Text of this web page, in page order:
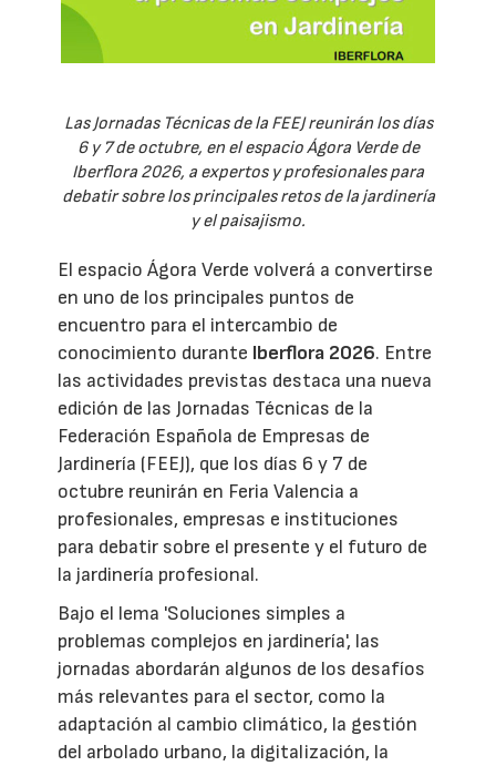
Las Jornadas Técnicas de la FEEJ reunirán los días
6 y 7 de octubre, en el espacio Ágora Verde de
Iberflora 2026, a expertos y profesionales para
debatir sobre los principales retos de la jardinería
y el paisajismo.
El espacio Ágora Verde volverá a convertirse
en uno de los principales puntos de
encuentro para el intercambio de
conocimiento durante Iberflora 2026. Entre
las actividades previstas destaca una nueva
edición de las Jornadas Técnicas de la
Federación Española de Empresas de
Jardinería (FEEJ), que los días 6 y 7 de
octubre reunirán en Feria Valencia a
profesionales, empresas e instituciones
para debatir sobre el presente y el futuro de
la jardinería profesional.
Bajo el lema 'Soluciones simples a
problemas complejos en jardinería', las
jornadas abordarán algunos de los desafíos
más relevantes para el sector, como la
adaptación al cambio climático, la gestión
del arbolado urbano, la digitalización, la